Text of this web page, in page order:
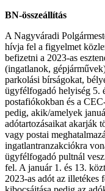
BN-összeállítás
A Nagyváradi
hívja fel a figyelmet
befizetni a 2023-as
(ingatlanok,
parkolási bírságokat,
ügyfélfogadó helyiség 5.
postafiókokban és a
pedig, akik/amelyek
adótartozásaikat akarják
vagy postai
ingatlantranzakciókra
ügyfélfogadó pultnál
fel. A január 1. és 13.
2023-as adót az illetékes